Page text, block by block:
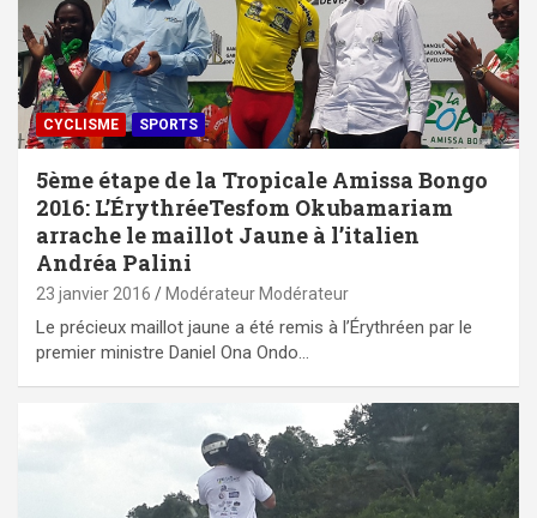
CYCLISME SPORTS
5ème étape de la Tropicale Amissa Bongo
2016: L’ÉrythréeTesfom Okubamariam
arrache le maillot Jaune à l’italien
Andréa Palini
23 janvier 2016 Modérateur Modérateur
Le précieux maillot jaune a été remis à l’Érythréen par le
premier ministre Daniel Ona Ondo…